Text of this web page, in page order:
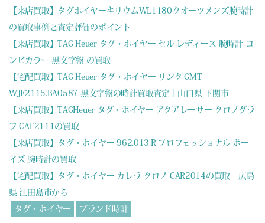
【来店買取】タグホイヤーキリウムWL1180クオーツメンズ腕時計
の買取事例と査定評価のポイント
【来店買取】TAG Heuer タグ・ホイヤー セル レディース 腕時計 コ
ンビカラー 黒文字盤 の買取
【宅配買取】TAG Heuer タグ・ホイヤー リンク GMT
WJF2115.BA0587 黒文字盤の時計買取査定｜山口県 下関市
【来店買取】TAGHeuer タグ・ホイヤー アクアレーサー クロノグラ
フ CAF2111の買取
【来店買取】タグ・ホイヤー 962.013.R プロフェッショナル ボー
イズ 腕時計の買取
【宅配買取】タグ・ホイヤー カレラ クロノ CAR2014の買取 広島
県 江田島市から
タグ・ホイヤー
ブランド時計